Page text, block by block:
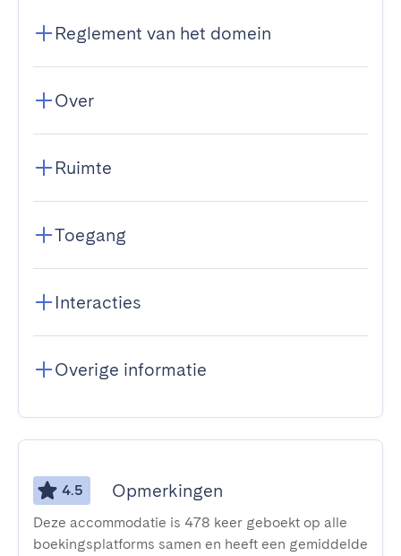
Reglement van het domein
Over
Ruimte
Toegang
Interacties
Overige informatie
4.5 Opmerkingen
Deze accommodatie is 478 keer geboekt op alle
boekingsplatforms samen en heeft een gemiddelde